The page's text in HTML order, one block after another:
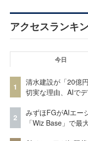
アクセスランキ
今日
1
清水建設が「20億
切実な理由、AIで
2
みずほFGがAIエー
「Wiz Base」で最